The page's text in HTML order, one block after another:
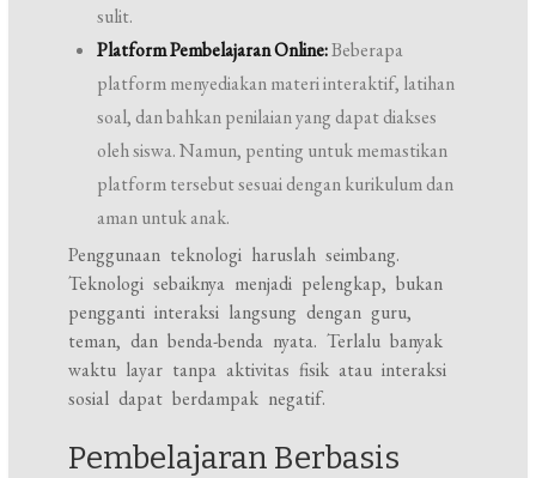
sulit.
Platform Pembelajaran Online:Beberapa
platform menyediakan materi interaktif, latihan
soal, dan bahkan penilaian yang dapat diakses
oleh siswa. Namun, penting untuk memastikan
platform tersebut sesuai dengan kurikulum dan
aman untuk anak.
Penggunaan teknologi haruslah seimbang.
Teknologi sebaiknya menjadi pelengkap, bukan
pengganti interaksi langsung dengan guru,
teman, dan benda-benda nyata. Terlalu banyak
waktu layar tanpa aktivitas fisik atau interaksi
sosial dapat berdampak negatif.
Pembelajaran Berbasis